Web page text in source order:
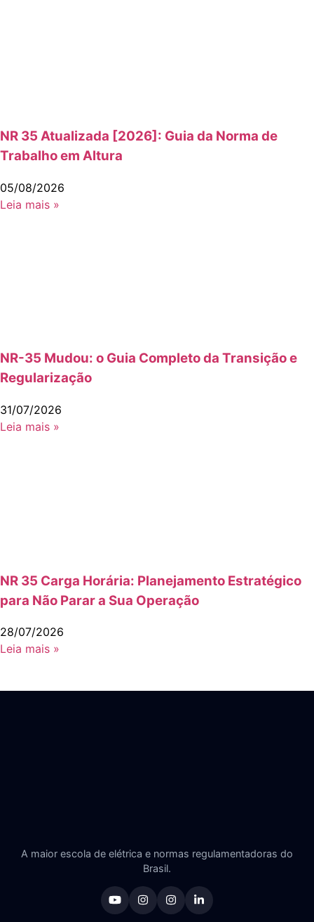
NR 35 Atualizada [2026]: Guia da Norma de
Trabalho em Altura
05/08/2026
Leia mais »
NR-35 Mudou: o Guia Completo da Transição e
Regularização
31/07/2026
Leia mais »
NR 35 Carga Horária: Planejamento Estratégico
para Não Parar a Sua Operação
28/07/2026
Leia mais »
A maior escola de elétrica e normas regulamentadoras do
Brasil.